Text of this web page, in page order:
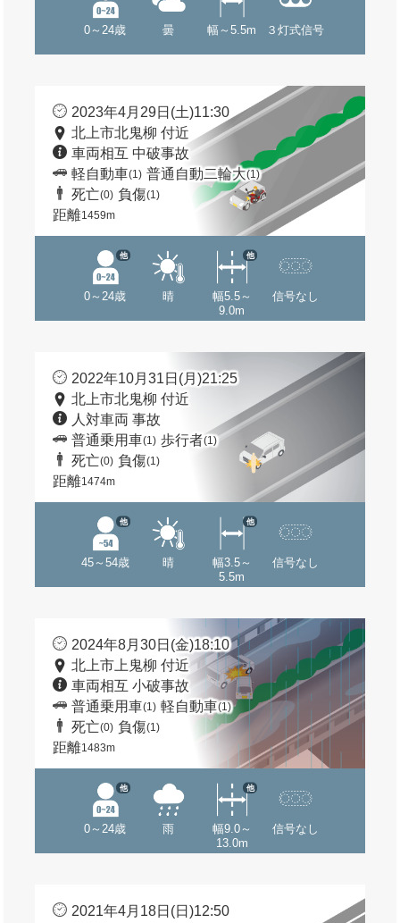
0～24歳 曇 幅～5.5m ３灯式信号
2023年4月29日(土)11:30
北上市北鬼柳 付近
車両相互 中破事故
軽自動車(1) 普通自動二輪大(1)
死亡(0) 負傷(1)
距離1459m
0～24歳
他
晴
幅5.5～
9.0m
他
信号なし
2022年10月31日(月)21:25
北上市北鬼柳 付近
人対車両 事故
普通乗用車(1) 歩行者(1)
死亡(0) 負傷(1)
距離1474m
45～54歳
他
晴
幅3.5～
5.5m
他
信号なし
2024年8月30日(金)18:10
北上市上鬼柳 付近
車両相互 小破事故
普通乗用車(1) 軽自動車(1)
死亡(0) 負傷(1)
距離1483m
0～24歳
他
雨
幅9.0～
13.0m
他
信号なし
2021年4月18日(日)12:50